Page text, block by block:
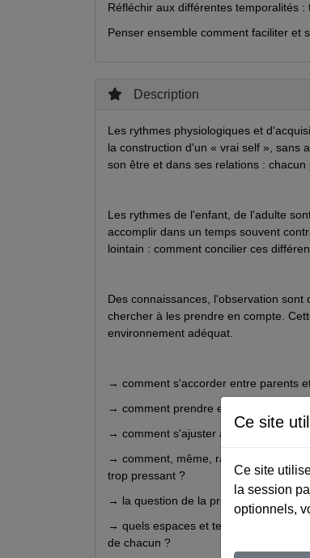
Réfléchir aux différentes temporalités
Penser ensemble comment faciliter et
Description
Les rythmes physiologiques et
la construction d'un « vrai self », sans
son être et dans ses relations :
Les rythmes de l'enfant, de l'adulte
accomplir dans un temps souvent
lointain : comment concilier ces
Des connaissances, l'observation
chercher à les prendre en compte.
environnement adéquat.
→ comment s'accorder entre parents
→ comment prendre en compte les
→ comment s'ajuster au tempo d'un
→ comment, même, ralentir le temps,
trop pressant ?
→ la question de la précocité, de la
→ quels espaces et temps de partage,
de chacun ?
Ce site
Ce site
la session
optionnels,